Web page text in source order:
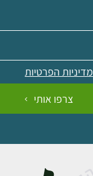
מדיניות הפרטיות
צרפו אותי